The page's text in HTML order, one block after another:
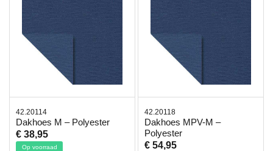
42.20114
Dakhoes M – Polyester
€ 38,95
Op voorraad
42.20118
Dakhoes MPV-M –
Polyester
€ 54,95